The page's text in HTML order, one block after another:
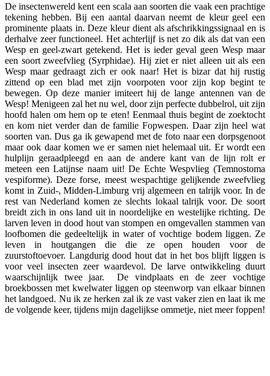
De insectenwereld kent een scala aan soorten die vaak een prachtige
tekening hebben. Bij een aantal daarvan neemt de kleur geel een
prominente plaats in. Deze kleur dient als afschrikkingssignaal en is
derhalve zeer functioneel. Het achterlijf is net zo dik als dat van een
Wesp en geel-zwart getekend. Het is ieder geval geen Wesp maar
een soort zweefvlieg (Syrphidae). Hij ziet er niet alleen uit als een
Wesp maar gedraagt zich er ook naar! Het is bizar dat hij rustig
zittend op een blad met zijn voorpoten voor zijn kop begint te
bewegen. Op deze manier imiteert hij de lange antennen van de
Wesp! Menigeen zal het nu wel, door zijn perfecte dubbelrol, uit zijn
hoofd halen om hem op te eten! Eenmaal thuis begint de zoektocht
en kom niet verder dan de familie Fopwespen. Daar zijn heel wat
soorten van. Dus ga ik gewapend met de foto naar een dorpsgenoot
maar ook daar komen we er samen niet helemaal uit. Er wordt een
hulplijn geraadpleegd en aan de andere kant van de lijn rolt er
meteen een Latijnse naam uit! De Echte Wespvlieg (Temnostoma
vespiforme). Deze forse, meest wespachtige gelijkende zweefvlieg
komt in Zuid-, Midden-Limburg vrij algemeen en talrijk voor. In de
rest van Nederland komen ze slechts lokaal talrijk voor. De soort
breidt zich in ons land uit in noordelijke en westelijke richting. De
larven leven in dood hout van stompen en omgevallen stammen van
loofbomen die gedeeltelijk in water of vochtige bodem liggen. Ze
leven in houtgangen die die ze open houden voor de
zuurstoftoevoer. Langdurig dood hout dat in het bos blijft liggen is
voor veel insecten zeer waardevol. De larve ontwikkeling duurt
waarschijnlijk twee jaar. De vindplaats en de zeer vochtige
broekbossen met kwelwater liggen op steenworp van elkaar binnen
het landgoed. Nu ik ze herken zal ik ze vast vaker zien en laat ik me
de volgende keer, tijdens mijn dagelijkse ommetje, niet meer foppen!